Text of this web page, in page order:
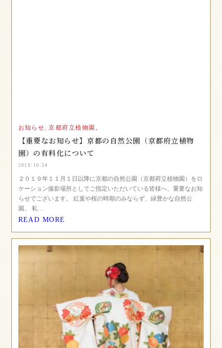
お知らせ, 京都府立植物園,
【重要なお知らせ】京都の自然公園（京都府立植物
園）の有料化について
2019.10.24
２０１９年１１月１日以降に京都の自然公園（京都府立植物園）をロ
ケーション撮影場所としてご指定いただいている皆様へ、重要なお知
らせでございます。 紅葉や桜の時期のみならず、緑豊かな自然公
園。 私…
READ MORE